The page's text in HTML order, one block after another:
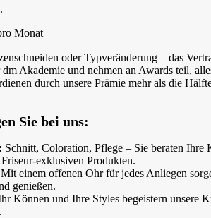
Monat
oder Typveränderung – das
Akademie und nehmen an Awards teil,
durch unsere Prämie mehr als die
Sie bei uns:
Schnitt, Coloration, Pflege – Sie beraten
exklusiven Produkten.
Mit einem offenen Ohr für jedes Anliegen
genießen.
Können und Ihre Styles begeistern unsere